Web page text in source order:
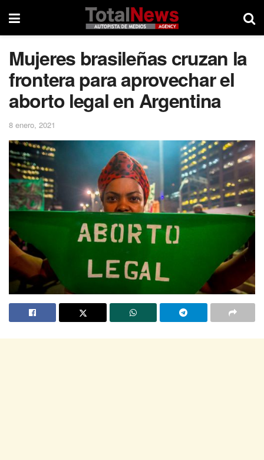
Mujeres brasileñas cruzan la
frontera para aprovechar el
aborto legal en Argentina
8 enero, 2021